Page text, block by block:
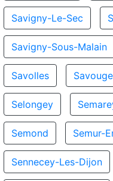
Savigny-Le-Sec
Savigny-Sous-Malain
Savolles
Selongey
Semond Semur-
Sennecey-Les-Dijon